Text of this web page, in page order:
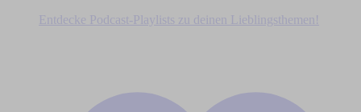
Entdecke Podcast-Playlists zu deinen Lieblingsthemen!